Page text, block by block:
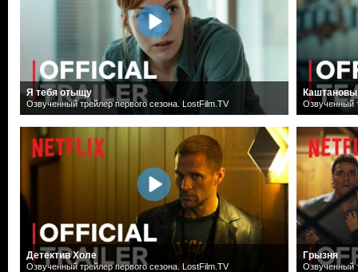
Я тебя отыщу
Озвученный трейлер первого сезона. LostFilm.TV
Детектив Холе
Озвученный трейлер первого сезона. LostFilm.TV
Озвученный
Грызня
Озвученный